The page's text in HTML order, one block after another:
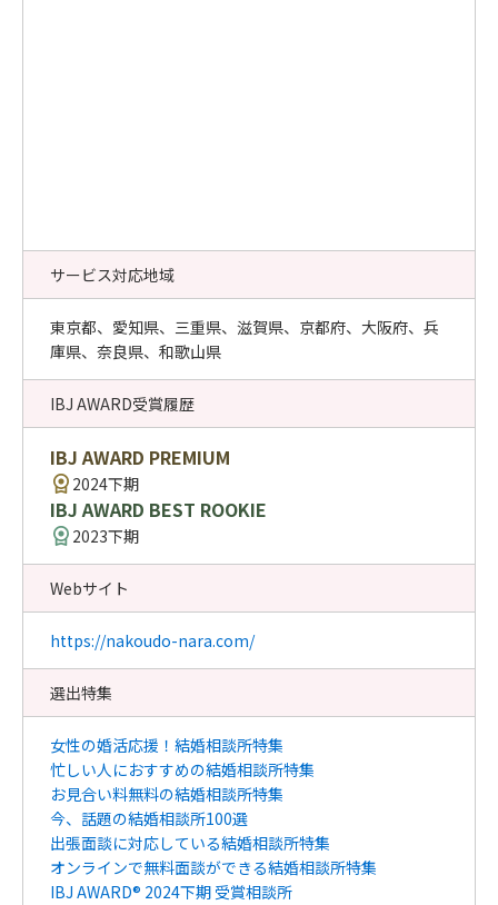
サービス対応地域
東京都、愛知県、三重県、滋賀県、京都府、大阪府、兵
庫県、奈良県、和歌山県
IBJ AWARD受賞履歴
IBJ AWARD PREMIUM
2024下期
IBJ AWARD BEST ROOKIE
2023下期
Webサイト
https://nakoudo-nara.com/
選出特集
女性の婚活応援！結婚相談所特集
忙しい人におすすめの結婚相談所特集
お見合い料無料の結婚相談所特集
今、話題の結婚相談所100選
出張面談に対応している結婚相談所特集
オンラインで無料面談ができる結婚相談所特集
IBJ AWARD® 2024下期 受賞相談所